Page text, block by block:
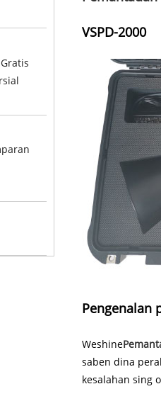
VSPD-2000
Pengenalan
Weshine
saben dina
kesalahan sing